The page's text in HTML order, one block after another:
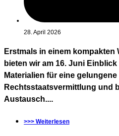
28. April 2026
Erstmals in einem kompakten
bieten wir am 16. Juni
Materialien für eine
Rechtsstaatsvermittlung und
Austausch....
>>> Weiterlesen